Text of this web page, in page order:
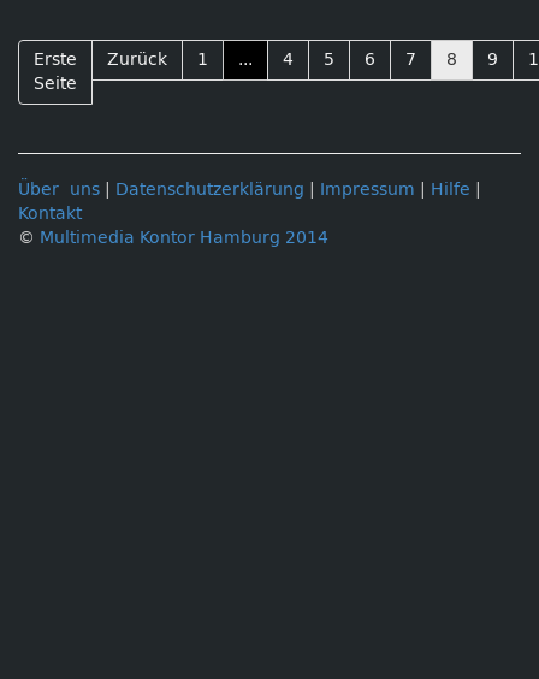
Erste
Seite
Zurück 1 ... 4 5 6 7 8 9
Über uns Datenschutzerklärung Impressum Hilfe
Kontakt
© Multimedia Kontor Hamburg 2014